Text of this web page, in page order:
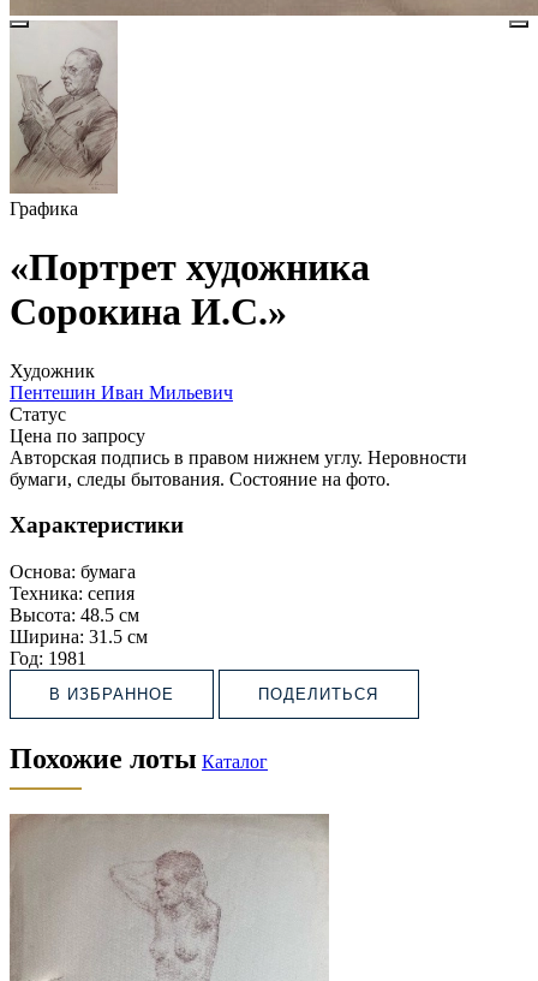
Графика
«Портрет художника
Сорокина И.С.»
Художник
Пентешин Иван Мильевич
Статус
Цена по запросу
Авторская подпись в правом нижнем углу. Неровности
бумаги, следы бытования. Состояние на фото.
Характеристики
Основа: бумага
Техника: сепия
Высота: 48.5 см
Ширина: 31.5 см
Год: 1981
В ИЗБРАННОЕ ПОДЕЛИТЬСЯ
Похожие лоты Каталог